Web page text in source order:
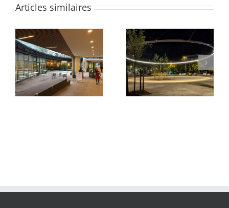
Articles similaires
Quartier des Groues
Parvis du Pont Neuf et
de La Samaritaine